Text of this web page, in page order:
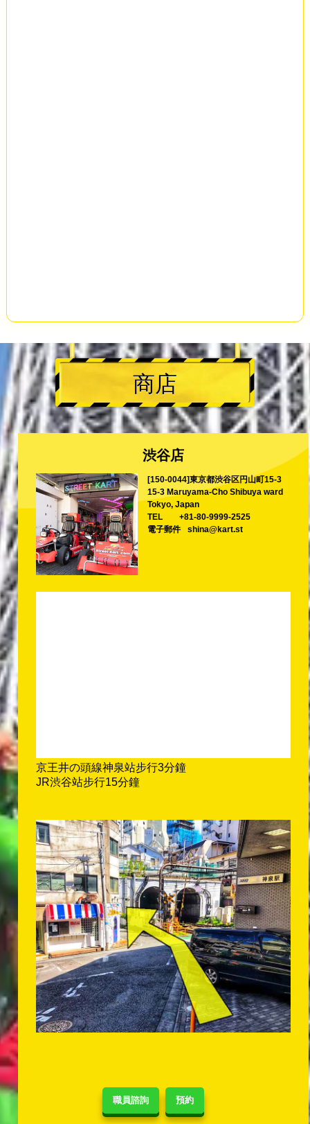
職員諮詢 預約
商店
渋谷店
[150-0044]東京都渋谷区円山町15-3
15-3 Maruyama-Cho Shibuya ward
Tokyo, Japan
TEL
+81-80-9999-2525
電子郵件
shina@kart.st
京王井の頭線神泉站步行3分鐘
JR渋谷站步行15分鐘